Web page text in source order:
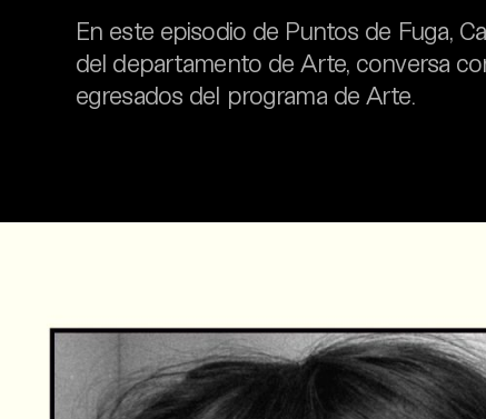
En este episodio de Puntos de Fuga,
del departamento de Arte, conversa
egresados del programa de Arte.